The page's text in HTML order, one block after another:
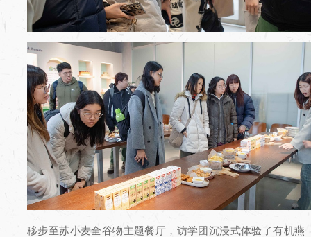
移步至苏小麦全谷物主题餐厅，访学团沉浸式体验了有机燕